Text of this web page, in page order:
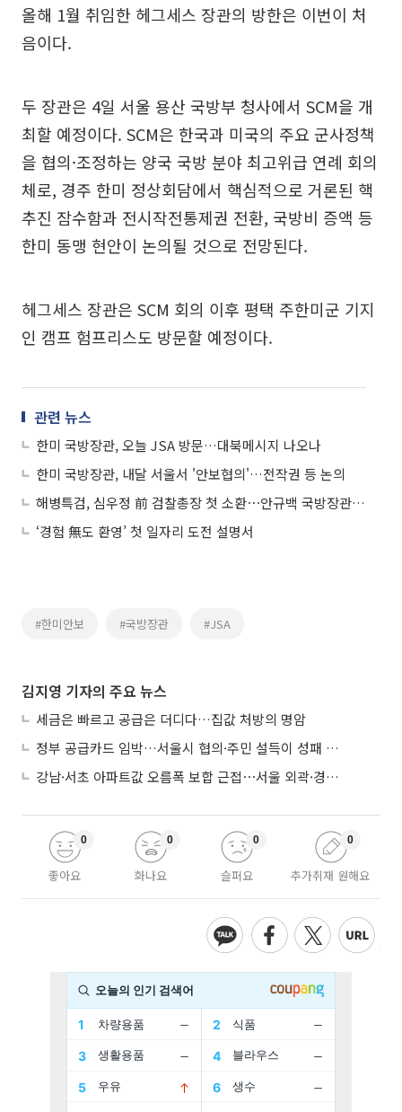
올해 1월 취임한 헤그세스 장관의 방한은 이번이 처
음이다.
두 장관은 4일 서울 용산 국방부 청사에서 SCM을 개
최할 예정이다. SCM은 한국과 미국의 주요 군사정책
을 협의·조정하는 양국 국방 분야 최고위급 연례 회의
체로, 경주 한미 정상회담에서 핵심적으로 거론된 핵
추진 잠수함과 전시작전통제권 전환, 국방비 증액 등
한미 동맹 현안이 논의될 것으로 전망된다.
헤그세스 장관은 SCM 회의 이후 평택 주한미군 기지
인 캠프 험프리스도 방문할 예정이다.
관련 뉴스
한미 국방장관, 오늘 JSA 방문…대북메시지 나오나
한미 국방장관, 내달 서울서 '안보협의'…전작권 등 논의
해병특검, 심우정 前 검찰총장 첫 소환⋯안규백 국방장관 참고인 조사
‘경험 無도 환영’ 첫 일자리 도전 설명서
#한미안보 #국방장관 #JSA
김지영 기자의 주요 뉴스
세금은 빠르고 공급은 더디다…집값 처방의 명암
정부 공급카드 임박…서울시 협의·주민 설득이 성패 가른다
강남·서초 아파트값 오름폭 보합 근접⋯서울 외곽·경기 남부 중심 매수세
좋아요
0
화나요
0
슬퍼요
0
추가취재 원해요
0